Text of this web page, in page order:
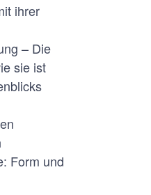
ihrer
– Die
sie ist
Form und